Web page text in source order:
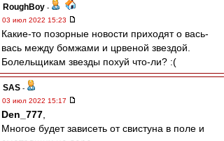
RoughBoy -
03 июл 2022 15:23
Какие-то позорные новости приходят о вась-
вась между бомжами и црвеной звездой.
Болельщикам звезды похуй что-ли? :(
SAS -
03 июл 2022 15:17
Den_777
Многое будет зависеть от свистуна в поле и